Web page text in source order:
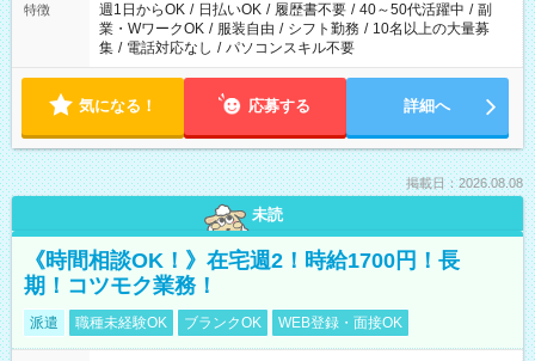
特徴 週1日からOK / 日払いOK / 履歴書不要 / 40～50代活躍中 / 副
業・WワークOK / 服装自由 / シフト勤務 / 10名以上の大量募
集 / 電話対応なし / パソコンスキル不要
気になる！ 応募する 詳細へ
掲載日：2026.08.08
未読
《時間相談OK！》在宅週2！時給1700円！長
期！コツモク業務！
派遣 職種未経験OK ブランクOK WEB登録・面接OK